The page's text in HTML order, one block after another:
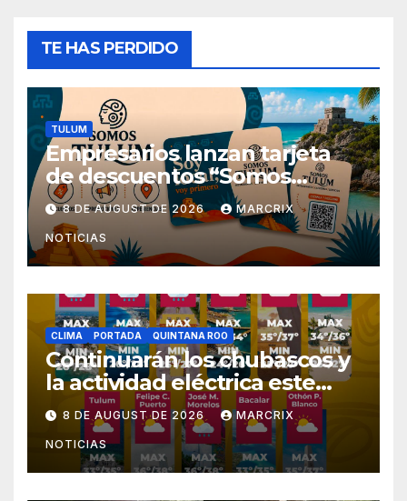
TE HAS PERDIDO
TULUM
Empresarios lanzan tarjeta
de descuentos “Somos
Tulum” para reactivar la
economía
8 DE AUGUST DE 2026 MARCRIX
NOTICIAS
CLIMA PORTADA QUINTANA ROO
Continuarán los chubascos y
la actividad eléctrica este
sábado en Quintana Roo
8 DE AUGUST DE 2026 MARCRIX
NOTICIAS